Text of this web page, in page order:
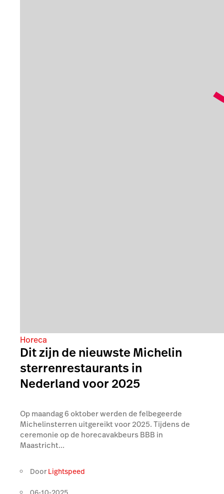
Horeca
Dit zijn de nieuwste Michelin
sterrenrestaurants in
Nederland voor 2025
Op maandag 6 oktober werden de felbegeerde
Michelinsterren uitgereikt voor 2025. Tijdens de
ceremonie op de horecavakbeurs BBB in
Maastricht...
Door Lightspeed